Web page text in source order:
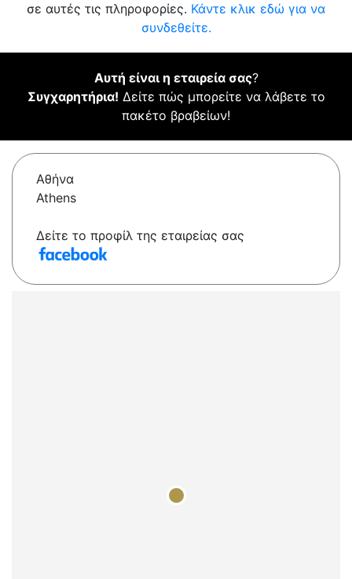
σε αυτές τις πληροφορίες. Κάντε κλικ εδώ για να
συνδεθείτε.
Αυτή είναι η εταιρεία σας?
Συγχαρητήρια! Δείτε πώς μπορείτε να λάβετε το
πακέτο βραβείων!
Αθήνα
Athens
Δείτε το προφίλ της εταιρείας σας